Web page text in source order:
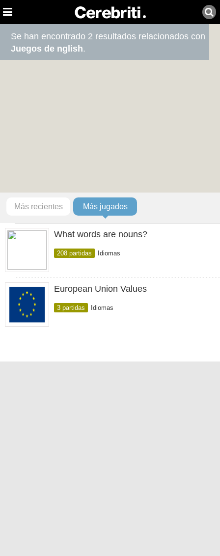
Se han encontrado 2 resultados relacionados con
Juegos de nglish.
Más recientes Más jugados
What words are nouns?
208 partidas Idiomas
European Union Values
3 partidas Idiomas